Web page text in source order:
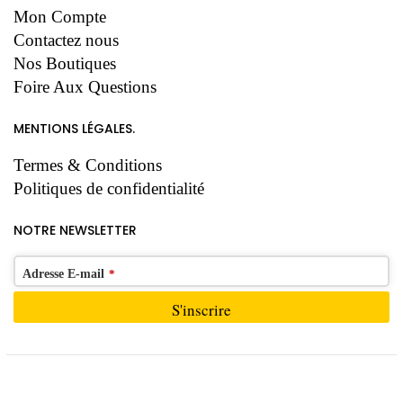
Mon Compte
Contactez nous
Nos Boutiques
Foire Aux Questions
MENTIONS LÉGALES.
Termes & Conditions
Politiques de confidentialité
NOTRE NEWSLETTER
Adresse E-mail *
S'inscrire